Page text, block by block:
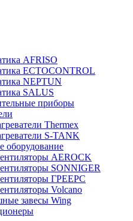
AFRISO
ECTOCONTROL
NEPTUN
SALUS
приборы
Thermex
S-TANK
оборудование
AEROCK
SONNIGER
ГРЕЕРС
Volcano
завесы Wing